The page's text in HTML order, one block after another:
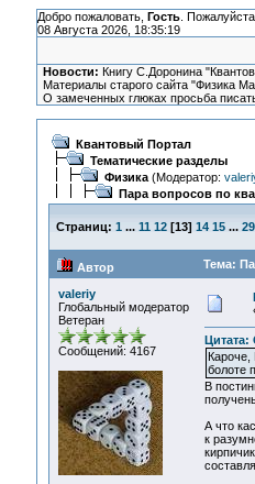
Добро пожаловать, Гость. Пожалуйста,
08 Августа 2026, 18:35:19
Новости: Книгу С.Доронина
Материалы старого сайта "Физика
О замеченных глюках просьба
Квантовый Портал
Тематические разделы
Физика(Модератор:
Пара вопросов по
Страниц: 1 ... 11 12[13] 14 15 ... 29
Автор Тема:
valeriy
Глобальный модератор
Ветеран
Сообщений: 4167
Цитата:
болоте
В
А что
к